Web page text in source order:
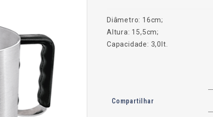
Diâmetro: 16cm;
Altura: 15,5cm;
Capacidade: 3,0lt.
Compartilhar